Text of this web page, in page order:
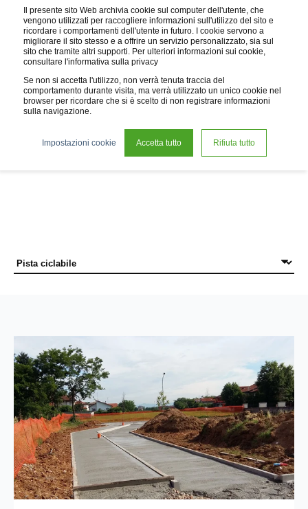
Il presente sito Web archivia cookie sul computer dell'utente, che
vengono utilizzati per raccogliere informazioni sull'utilizzo del sito e
ricordare i comportamenti dell'utente in futuro. I cookie servono a
migliorare il sito stesso e a offrire un servizio personalizzato, sia sul
sito che tramite altri supporti. Per ulteriori informazioni sui cookie,
consultare l'informativa sulla privacy
Se non si accetta l'utilizzo, non verrà tenuta traccia del
comportamento durante visita, ma verrà utilizzato un unico cookie nel
browser per ricordare che si è scelto di non registrare informazioni
sulla navigazione.
Impostazioni cookie Accetta tutto Rifiuta tutto
News